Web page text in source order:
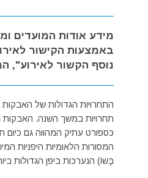
מידע אודות המועדים
באמצעות הקישור
נוסף הקשור לאירוע",
תחרויות במשך השנה. האבקות
כספורט עתיק המהווה גם
המסורות הלאומיות היפניות
בָּשוֹ) הנערכות ביפן הגדולות